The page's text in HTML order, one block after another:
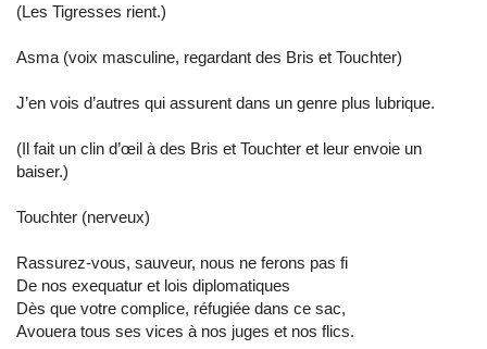
(Les Tigresses rient.)
Asma (voix masculine, regardant des Bris et Touchter)
J’en vois d’autres qui assurent dans un genre plus lubrique.
(Il fait un clin d’œil à des Bris et Touchter et leur envoie un
baiser.)
Touchter (nerveux)
Rassurez-vous, sauveur, nous ne ferons pas fi
De nos exequatur et lois diplomatiques
Dès que votre complice, réfugiée dans ce sac,
Avouera tous ses vices à nos juges et nos flics.